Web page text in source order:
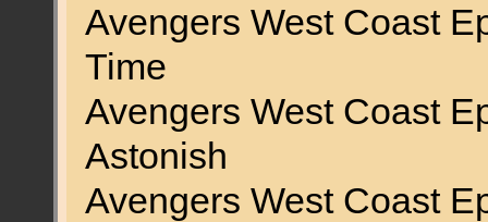
Avengers West Coast
Time
Avengers West Coast
Astonish
Avengers West Coast